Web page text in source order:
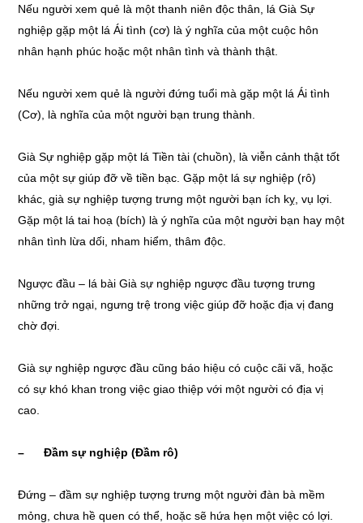
Nếu người xem quẻ là một thanh niên độc thân, lá Già Sự
nghiệp gặp một lá Ái tình (cơ) là ý nghĩa của một cuộc hôn
nhân hạnh phúc hoặc một nhân tình và thành thật.
Nếu người xem quẻ là người đứng tuổi mà gặp một lá Ái tình
(Cơ), là nghĩa của một người bạn trung thành.
Già Sự nghiệp gặp một lá Tiền tài (chuồn), là viễn cảnh thật tốt
của một sự giúp đỡ về tiền bạc. Gặp một lá sự nghiệp (rô)
khác, già sự nghiệp tượng trưng một người bạn ích kỵ, vụ lợi.
Gặp một lá tai hoạ (bích) là ý nghĩa của một người bạn hay một
nhân tình lừa dối, nham hiểm, thâm độc.
Ngược đầu – lá bài Già sự nghiệp ngược đầu tượng trưng
những trở ngại, ngưng trệ trong việc giúp đỡ hoặc địa vị đang
chờ đợi.
Già sự nghiệp ngược đầu cũng báo hiệu có cuộc cãi vã, hoặc
có sự khó khan trong việc giao thiệp với một người có địa vị
cao.
– Đầm sự nghiệp (Đầm rô)
Đứng – đầm sự nghiệp tượng trưng một người đàn bà mềm
mỏng, chưa hề quen có thể, hoặc sẽ hứa hẹn một việc có lợi.